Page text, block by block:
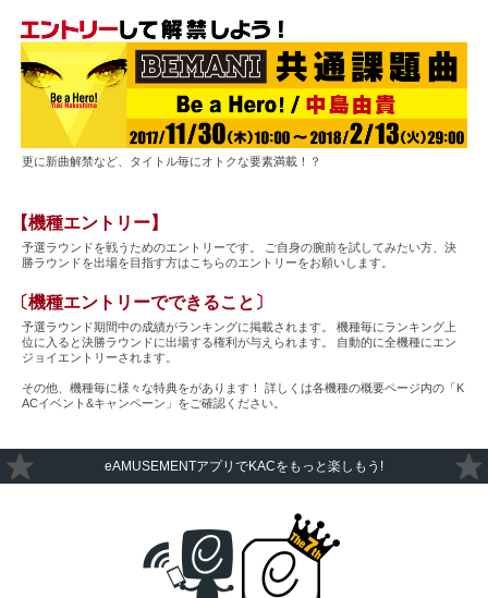
更に新曲解禁など、タイトル毎にオトクな要素満載！？
【機種エントリー】
予選ラウンドを戦うためのエントリーです。 ご自身の腕前を試してみたい方、決
勝ラウンドを出場を目指す方はこちらのエントリーをお願いします。
〔機種エントリーでできること〕
予選ラウンド期間中の成績がランキングに掲載されます。 機種毎にランキング上
位に入ると決勝ラウンドに出場する権利が与えられます。 自動的に全機種にエン
ジョイエントリーされます。
その他、機種毎に様々な特典をがあります！ 詳しくは各機種の概要ページ内の「K
ACイベント&キャンペーン」をご確認ください。
eAMUSEMENTアプリでKACをもっと楽しもう!